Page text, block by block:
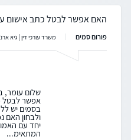
האם אפשר לבטל כתב אישום
פורום סמים משרד עורכי דין | גיא
שלום עומר,
אפשר לבטל
בסמים יש
ולבחון האם
יחד עם
המתאימ...